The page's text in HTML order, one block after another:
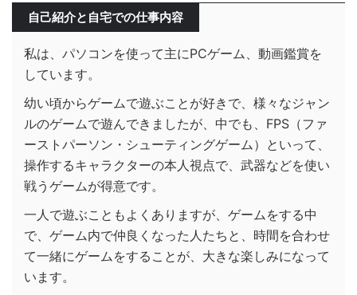
自己紹介と自宅での仕事内容
私は、パソコンを使って主にPCゲーム、動画鑑賞を
しています。
幼い頃からゲームで遊ぶことが好きで、様々なジャン
ルのゲームで遊んできましたが、中でも、FPS（ファ
ーストパーソン・シューティングゲーム）といって、
操作するキャラクターの本人視点で、武器などを使い
戦うゲームが得意です。
一人で遊ぶこともよくありますが、ゲームをする中
で、ゲーム内で仲良くなった人たちと、時間を合わせ
て一緒にゲームをすることが、大きな楽しみになって
います。